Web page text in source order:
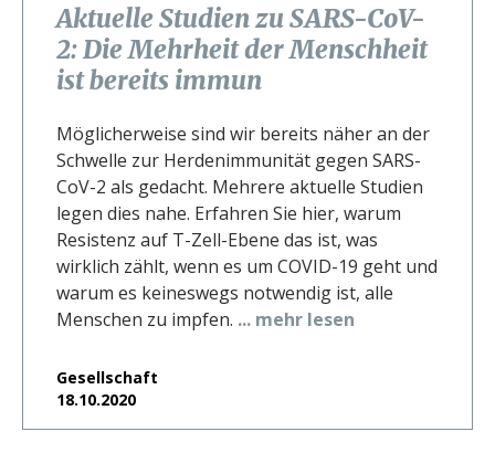
Aktuelle Studien zu SARS-CoV-
2: Die Mehrheit der Menschheit
ist bereits immun
Möglicherweise sind wir bereits näher an der
Schwelle zur Herdenimmunität gegen SARS-
CoV-2 als gedacht. Mehrere aktuelle Studien
legen dies nahe. Erfahren Sie hier, warum
Resistenz auf T-Zell-Ebene das ist, was
wirklich zählt, wenn es um COVID-19 geht und
warum es keineswegs notwendig ist, alle
Menschen zu impfen. ... mehr lesen
Gesellschaft
18.10.2020